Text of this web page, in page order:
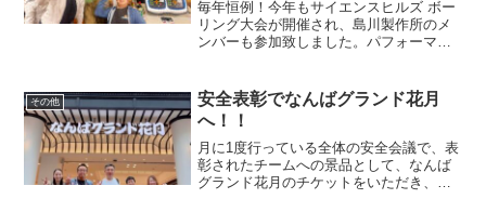
毎年恒例！今年もサイエンスヒルズ ボー
リング大会が開催され、島川製作所のメ
ンバーも参加致しました。パフォーマン
たが、結果は思うような成績ではなかっ
たと、悔しい思いを滲ま...
その他
安全表彰でなんばグランド花月
へ！！
月に1度行っている全体の安全会議で、表
彰されたチームへの景品として、なんば
グランド花月のチケットをいただき、先